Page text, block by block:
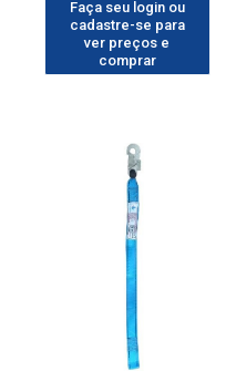
Faça seu login ou
cadastre-se para
ver preços e
comprar